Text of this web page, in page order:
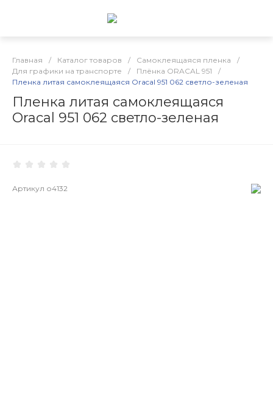
Главная / Каталог товаров / Самоклеящаяся пленка
/
Для графики на транспорте
/ Плёнка ORACAL 951
/
Пленка литая самоклеящаяся Oracal 951 062 светло-зеленая
Пленка литая самоклеящаяся
Oracal 951 062 светло-зеленая
Артикул о4132